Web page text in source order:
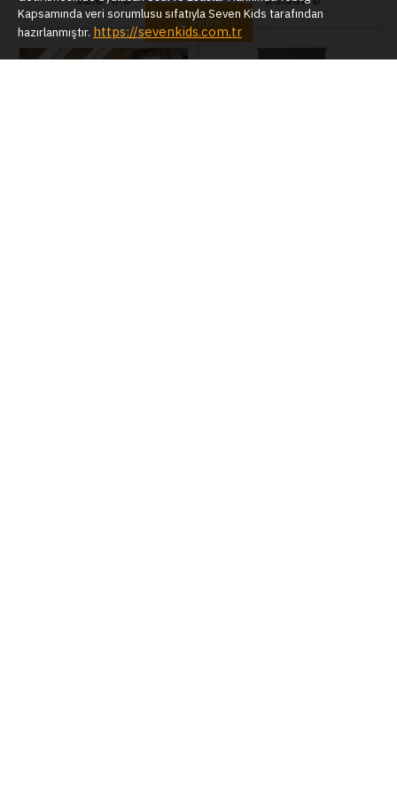
Kapsamında veri sorumlusu sıfatıyla Seven Kids tarafından
hazırlanmıştır. https://sevenkids.com.tr
Filtre